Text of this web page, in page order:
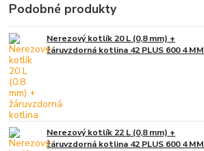
Podobné produkty
Nerezový kotlík 20 L (0,8 mm) +
žáruvzdorná kotlina 42 PLUS 600 4 MM
Nerezový kotlík 22 L (0,8 mm) +
žáruvzdorná kotlina 42 PLUS 600 4 MM